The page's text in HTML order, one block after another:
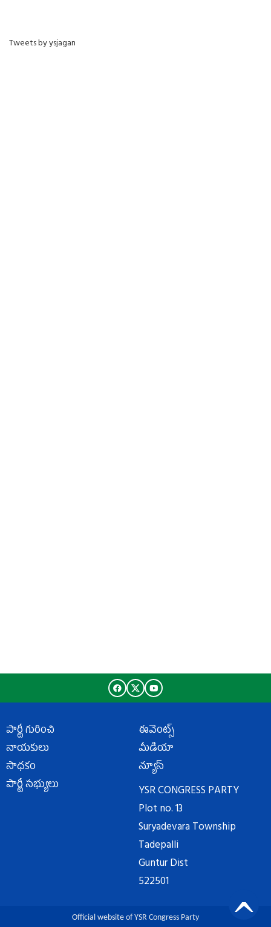
Tweets by ysjagan
పార్టీ గురించి
నాయకులు
సాధకం
పార్టీ సభ్యులు
ఈవెంట్స్
మీడియా
న్యూస్
YSR CONGRESS PARTY
Plot no. 13
Suryadevara Township
Tadepalli
Guntur Dist
522501
Official website of YSR Congress Party